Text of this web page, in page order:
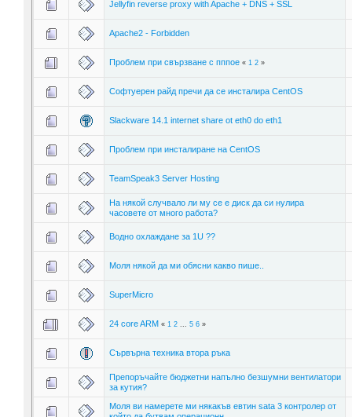
Jellyfin reverse proxy with Apache + DNS + SSL
Apache2 - Forbidden
Проблем при свързване с пппое « 1 2»
Софтуерен райд пречи да се инсталира CentOS
Slackware 14.1 internet share ot eth0 do eth1
Проблем при инсталиране на CentOS
TeamSpeak3 Server Hosting
На някой случвало ли му се е диск да си нулира
часовете от много работа?
Водно охлаждане за 1U ??
Моля някой да ми обясни какво пише..
SuperMicro
24 core ARM « 1 2... 5 6»
Сървърна техника втора ръка
Препоръчайте бюджетни напълно безшумни вентилатори
за кутия?
Моля ви намерете ми някакъв евтин sata 3 контролер от